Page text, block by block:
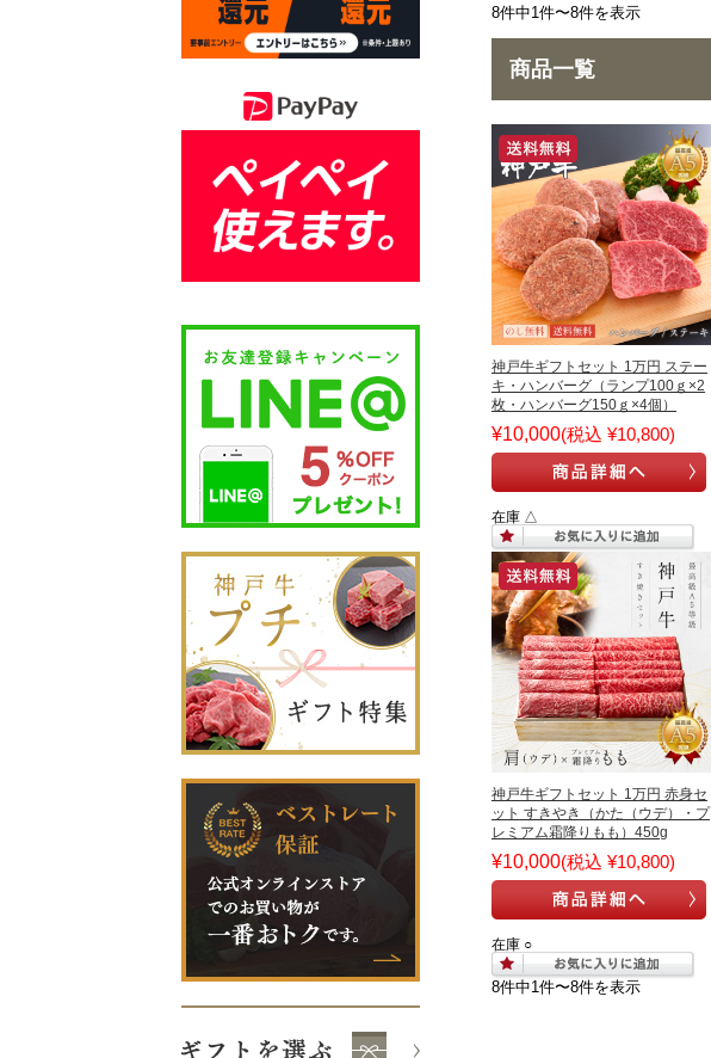
8件中1件〜8件を表示
商品一覧
神戸牛ギフトセット 1万円 ステー
キ・ハンバーグ（ランプ100ｇ×2
枚・ハンバーグ150ｇ×4個）
¥10,000(税込 ¥10,800)
在庫 △
神戸牛ギフトセット 1万円 赤身セ
ット すきやき（かた（ウデ）・プ
レミアム霜降りもも）450g
¥10,000(税込 ¥10,800)
在庫 ○
8件中1件〜8件を表示